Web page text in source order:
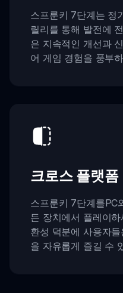
스프룬키 7단계는 정
릴리를 통해 발전에
은 지속적인 개선과
어 게임 경험을 풍부
크로스 플랫폼
스프룬키 7단계를PC
든 장치에서 플레이
환성 덕분에 사용자
을 자유롭게 즐길 수